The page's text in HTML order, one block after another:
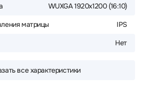
WUXGA 1920x1200 (16:10)
матрицы IPS
Нет
все характеристики